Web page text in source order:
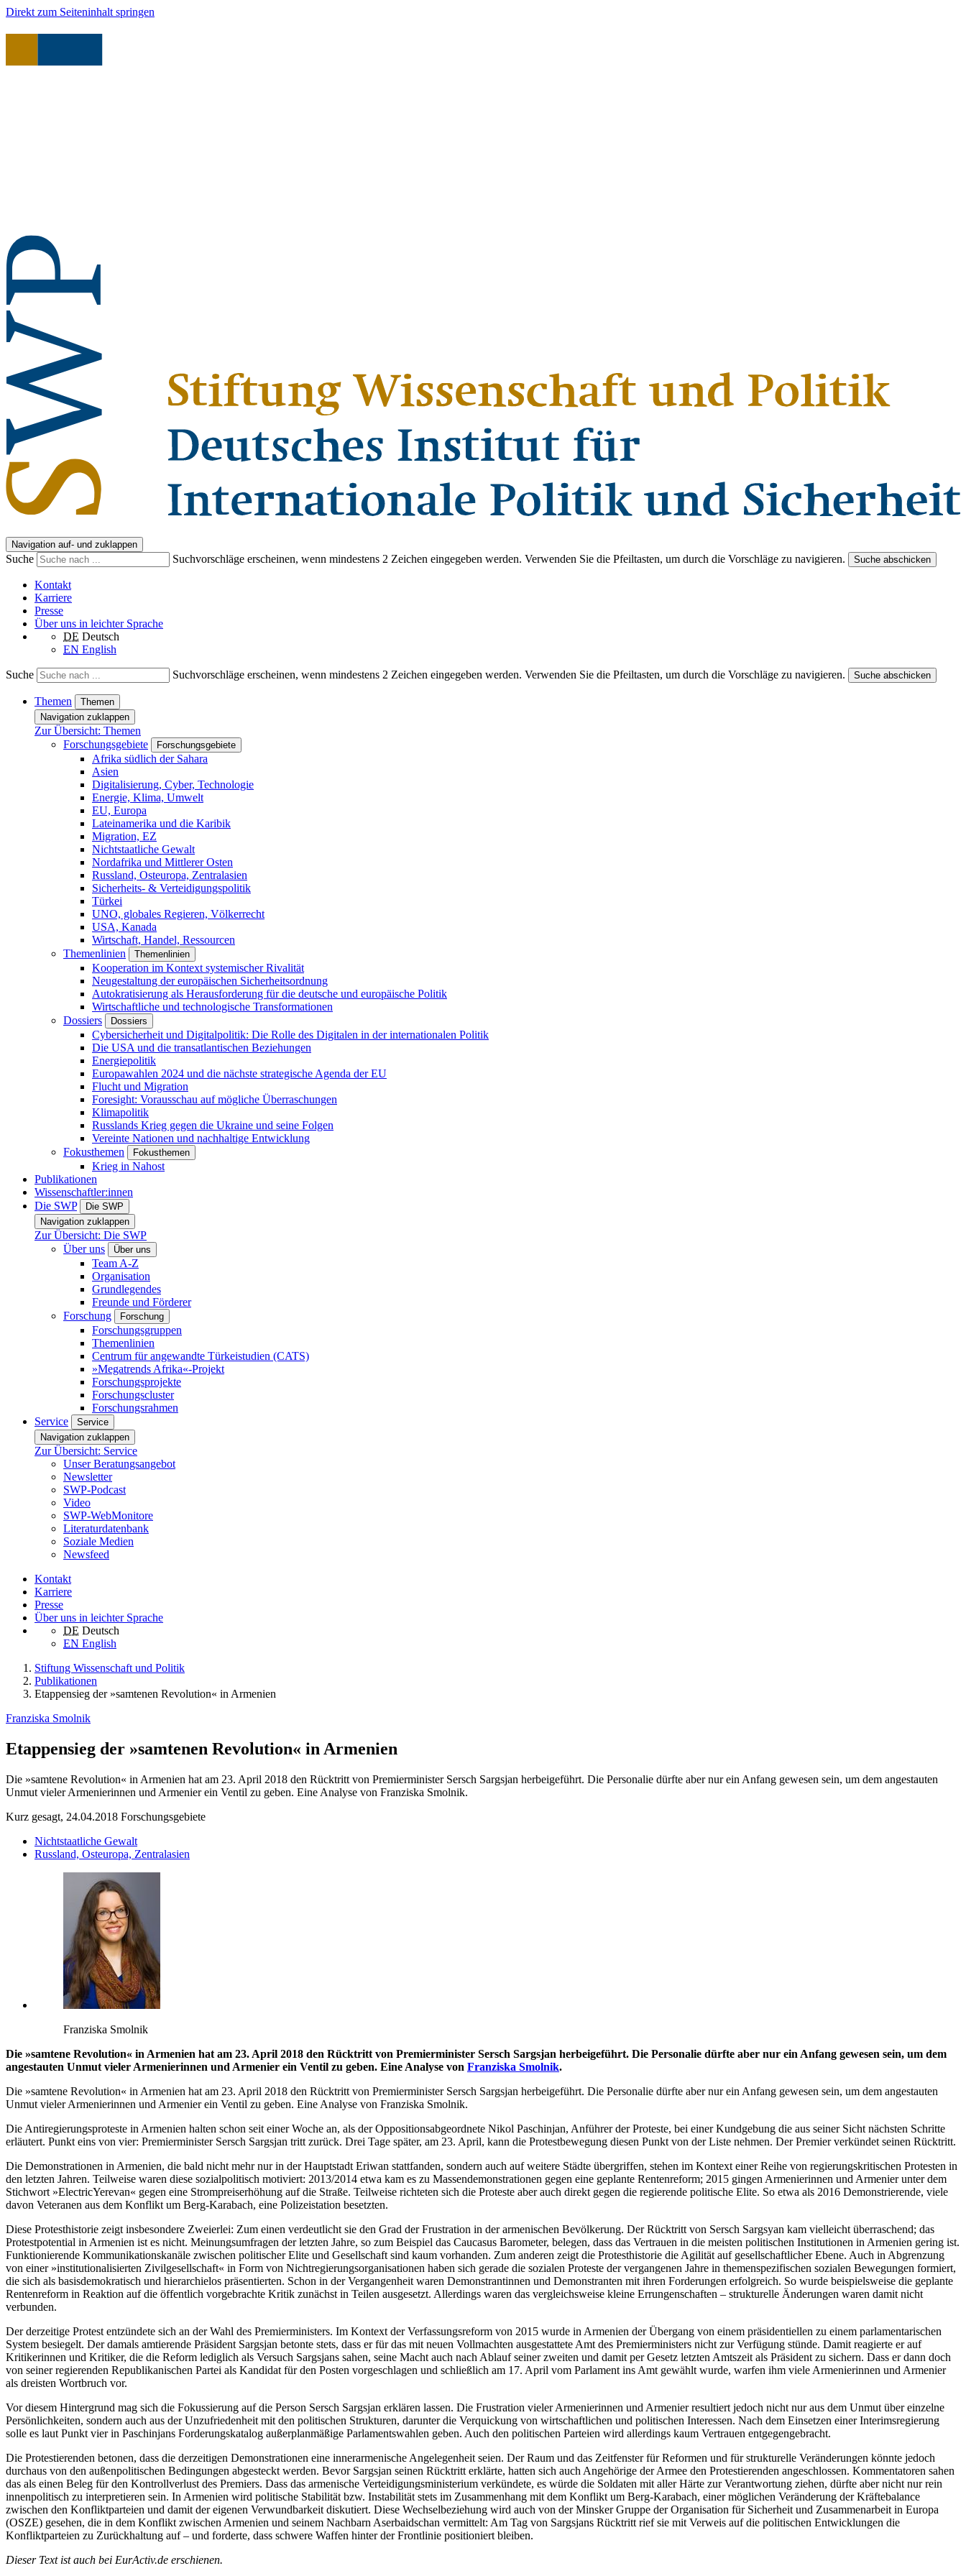
Direkt zum Seiteninhalt springen
Navigation auf- und zuklappen
Suche Suchvorschläge erscheinen, wenn mindestens 2 Zeichen eingegeben werden. Verwenden Sie die Pfeiltasten, um durch die Vorschläge zu navigieren. Suche abschicken
Kontakt
Karriere
Presse
Über uns in leichter Sprache
DE Deutsch
EN English
Suche Suchvorschläge erscheinen, wenn mindestens 2 Zeichen eingegeben werden. Verwenden Sie die Pfeiltasten, um durch die Vorschläge zu navigieren. Suche abschicken
Themen
Themen
Navigation zuklappen
Zur Übersicht: Themen
Forschungsgebiete
Forschungsgebiete
Afrika südlich der Sahara
Asien
Digitalisierung, Cyber, Technologie
Energie, Klima, Umwelt
EU, Europa
Lateinamerika und die Karibik
Migration, EZ
Nichtstaatliche Gewalt
Nordafrika und Mittlerer Osten
Russland, Osteuropa, Zentralasien
Sicherheits- & Verteidigungspolitik
Türkei
UNO, globales Regieren, Völkerrecht
USA, Kanada
Wirtschaft, Handel, Ressourcen
Themenlinien
Themenlinien
Kooperation im Kontext systemischer Rivalität
Neugestaltung der europäischen Sicherheitsordnung
Autokratisierung als Herausforderung für die deutsche und europäische Politik
Wirtschaftliche und technologische Transformationen
Dossiers
Dossiers
Cybersicherheit und Digitalpolitik: Die Rolle des Digitalen in der internationalen Politik
Die USA und die transatlantischen Beziehungen
Energiepolitik
Europawahlen 2024 und die nächste strategische Agenda der EU
Flucht und Migration
Foresight: Vorausschau auf mögliche Überraschungen
Klimapolitik
Russlands Krieg gegen die Ukraine und seine Folgen
Vereinte Nationen und nachhaltige Entwicklung
Fokusthemen
Fokusthemen
Krieg in Nahost
Publikationen
Wissenschaftler:innen
Die SWP
Die SWP
Navigation zuklappen
Zur Übersicht: Die SWP
Über uns
Über uns
Team A-Z
Organisation
Grundlegendes
Freunde und Förderer
Forschung
Forschung
Forschungsgruppen
Themenlinien
Centrum für angewandte Türkeistudien (CATS)
»Megatrends Afrika«-Projekt
Forschungsprojekte
Forschungscluster
Forschungsrahmen
Service
Service
Navigation zuklappen
Zur Übersicht: Service
Unser Beratungsangebot
Newsletter
SWP-Podcast
Video
SWP-WebMonitore
Literaturdatenbank
Soziale Medien
Newsfeed
Kontakt
Karriere
Presse
Über uns in leichter Sprache
DE Deutsch
EN English
Stiftung Wissenschaft und Politik
Publikationen
Etappensieg der »samtenen Revolution« in Armenien
Franziska Smolnik
Etappensieg der »samtenen Revolution« in Armenien
Die »samtene Revolution« in Armenien hat am 23. April 2018 den Rücktritt von Premierminister Sersch Sargsjan herbeigeführt. Die Personalie dürfte aber nur ein Anfang gewesen sein, um dem angestauten
Unmut vieler Armenierinnen und Armenier ein Ventil zu geben. Eine Analyse von Franziska Smolnik.
Kurz gesagt, 24.04.2018 Forschungsgebiete
Nichtstaatliche Gewalt
Russland, Osteuropa, Zentralasien
Franziska Smolnik
Die »samtene Revolution« in Armenien hat am 23. April 2018 den Rücktritt von Premierminister Sersch Sargsjan herbeigeführt. Die Personalie dürfte aber nur ein Anfang gewesen sein, um dem
angestauten Unmut vieler Armenierinnen und Armenier ein Ventil zu geben. Eine Analyse von Franziska Smolnik.
Die »samtene Revolution« in Armenien hat am 23. April 2018 den Rücktritt von Premierminister Sersch Sargsjan herbeigeführt. Die Personalie dürfte aber nur ein Anfang gewesen sein, um dem angestauten
Unmut vieler Armenierinnen und Armenier ein Ventil zu geben. Eine Analyse von Franziska Smolnik.
Die Antiregierungsproteste in Armenien halten schon seit einer Woche an, als der Oppositionsabgeordnete Nikol Paschinjan, Anführer der Proteste, bei einer Kundgebung die aus seiner Sicht nächsten Schritte
erläutert. Punkt eins von vier: Premierminister Sersch Sargsjan tritt zurück. Drei Tage später, am 23. April, kann die Protestbewegung diesen Punkt von der Liste nehmen. Der Premier verkündet seinen Rücktritt.
Die Demonstrationen in Armenien, die bald nicht mehr nur in der Hauptstadt Eriwan stattfanden, sondern auch auf weitere Städte übergriffen, stehen im Kontext einer Reihe von regierungskritischen Protesten in
den letzten Jahren. Teilweise waren diese sozialpolitisch motiviert: 2013/2014 etwa kam es zu Massendemonstrationen gegen eine geplante Rentenreform; 2015 gingen Armenierinnen und Armenier unter dem
Stichwort »ElectricYerevan« gegen eine Strompreiserhöhung auf die Straße. Teilweise richteten sich die Proteste aber auch direkt gegen die regierende politische Elite. So etwa als 2016 Demonstrierende, viele
davon Veteranen aus dem Konflikt um Berg-Karabach, eine Polizeistation besetzten.
Diese Protesthistorie zeigt insbesondere Zweierlei: Zum einen verdeutlicht sie den Grad der Frustration in der armenischen Bevölkerung. Der Rücktritt von Sersch Sargsyan kam vielleicht überraschend; das
Protestpotential in Armenien ist es nicht. Meinungsumfragen der letzten Jahre, so zum Beispiel das Caucasus Barometer, belegen, dass das Vertrauen in die meisten politischen Institutionen in Armenien gering ist.
Funktionierende Kommunikationskanäle zwischen politischer Elite und Gesellschaft sind kaum vorhanden. Zum anderen zeigt die Protesthistorie die Agilität auf gesellschaftlicher Ebene. Auch in Abgrenzung
von einer »institutionalisierten Zivilgesellschaft« in Form von Nichtregierungsorganisationen haben sich gerade die sozialen Proteste der vergangenen Jahre in themenspezifischen sozialen Bewegungen formiert,
die sich als basisdemokratisch und hierarchielos präsentierten. Schon in der Vergangenheit waren Demonstrantinnen und Demonstranten mit ihren Forderungen erfolgreich. So wurde beispielsweise die geplante
Rentenreform in Reaktion auf die öffentlich vorgebrachte Kritik zunächst in Teilen ausgesetzt. Allerdings waren das vergleichsweise kleine Errungenschaften – strukturelle Änderungen waren damit nicht
verbunden.
Der derzeitige Protest entzündete sich an der Wahl des Premierministers. Im Kontext der Verfassungsreform von 2015 wurde in Armenien der Übergang von einem präsidentiellen zu einem parlamentarischen
System besiegelt. Der damals amtierende Präsident Sargsjan betonte stets, dass er für das mit neuen Vollmachten ausgestattete Amt des Premierministers nicht zur Verfügung stünde. Damit reagierte er auf
Kritikerinnen und Kritiker, die die Reform lediglich als Versuch Sargsjans sahen, seine Macht auch nach Ablauf seiner zweiten und damit per Gesetz letzten Amtszeit als Präsident zu sichern. Dass er dann doch
von seiner regierenden Republikanischen Partei als Kandidat für den Posten vorgeschlagen und schließlich am 17. April vom Parlament ins Amt gewählt wurde, warfen ihm viele Armenierinnen und Armenier
als dreisten Wortbruch vor.
Vor diesem Hintergrund mag sich die Fokussierung auf die Person Sersch Sargsjan erklären lassen. Die Frustration vieler Armenierinnen und Armenier resultiert jedoch nicht nur aus dem Unmut über einzelne
Persönlichkeiten, sondern auch aus der Unzufriedenheit mit den politischen Strukturen, darunter die Verquickung von wirtschaftlichen und politischen Interessen. Nach dem Einsetzen einer Interimsregierung
solle es laut Punkt vier in Paschinjans Forderungskatalog außerplanmäßige Parlamentswahlen geben. Auch den politischen Parteien wird allerdings kaum Vertrauen entgegengebracht.
Die Protestierenden betonen, dass die derzeitigen Demonstrationen eine innerarmenische Angelegenheit seien. Der Raum und das Zeitfenster für Reformen und für strukturelle Veränderungen könnte jedoch
durchaus von den außenpolitischen Bedingungen abgesteckt werden. Bevor Sargsjan seinen Rücktritt erklärte, hatten sich auch Angehörige der Armee den Protestierenden angeschlossen. Kommentatoren sahen
das als einen Beleg für den Kontrollverlust des Premiers. Dass das armenische Verteidigungsministerium verkündete, es würde die Soldaten mit aller Härte zur Verantwortung ziehen, dürfte aber nicht nur rein
innenpolitisch zu interpretieren sein. In Armenien wird politische Stabilität bzw. Instabilität stets im Zusammenhang mit dem Konflikt um Berg-Karabach, einer möglichen Veränderung der Kräftebalance
zwischen den Konfliktparteien und damit der eigenen Verwundbarkeit diskutiert. Diese Wechselbeziehung wird auch von der Minsker Gruppe der Organisation für Sicherheit und Zusammenarbeit in Europa
(OSZE) gesehen, die in dem Konflikt zwischen Armenien und seinem Nachbarn Aserbaidschan vermittelt: Am Tag von Sargsjans Rücktritt rief sie mit Verweis auf die politischen Entwicklungen die
Konfliktparteien zu Zurückhaltung auf – und forderte, dass schwere Waffen hinter der Frontlinie positioniert bleiben.
Dieser Text ist auch bei EurActiv.de erschienen.